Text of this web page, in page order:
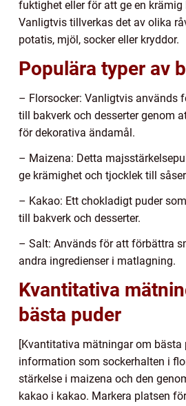
fuktighet eller för att ge en krämig
Vanligtvis tillverkas det av olika
potatis, mjöl, socker eller kryddor.
Populära typer av
– Florsocker: Vanligtvis används
till bakverk och desserter genom
för dekorativa ändamål.
– Maizena: Detta
ge krämighet och tjocklek till
– Kakao: Ett chokladigt puder
till bakverk och desserter.
– Salt: Används för att förbättra
andra ingredienser i matlagning.
Kvantitativa
bästa puder
[Kvantitativa mätningar om bästa
information som sockerhalten i
stärkelse i maizena och den
kakao i kakao. Markera platsen